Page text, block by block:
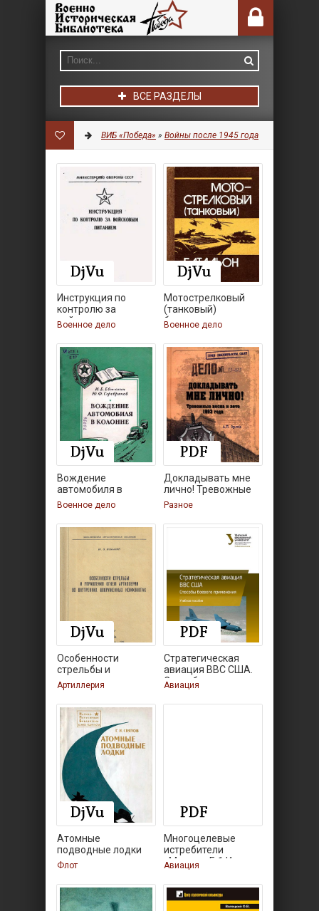
ВСЕ РАЗДЕЛЫ
ВИБ «Победа» » Войны после 1945 года
Инструкция по
контролю за
войсковым
Военное дело
Мотострелковый
(танковый)
батальон в
Военное дело
Вождение
автомобиля в
колонне
Военное дело
Докладывать мне
лично! Тревожные
весна
Разное
Особенности
стрельбы и
управления огнем
Артиллерия
Стратегическая
авиация ВВС США.
Способы
Авиация
Атомные
подводные лодки
Флот
Многоцелевые
истребители
«Мираж» F-1 И
Авиация